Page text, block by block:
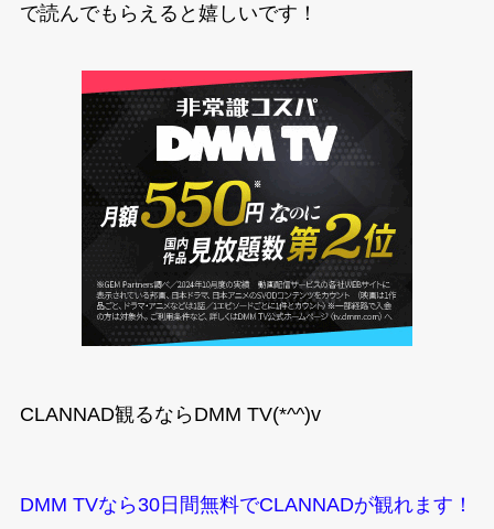
で読んでもらえると嬉しいです！
CLANNAD観るならDMM TV(*^^)v
DMM TVなら30日間無料でCLANNADが観れます！